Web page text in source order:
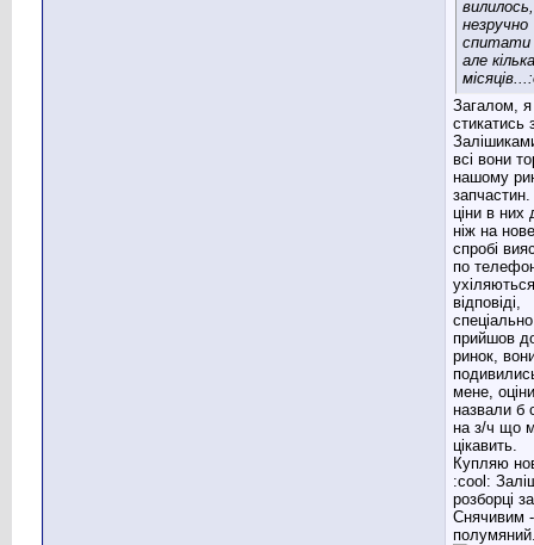
вилилось,
незручно
спитати
але кілька
Загалом,
стикатись
всі вони
нашому
запчастин.
ціни в них
ніж на
спробі
по
відповіді,
прийшов
ринок,
мене,
назвали б
на з/ч що
цікавить.
Купляю
:cool:
розборці за
Снячивим -